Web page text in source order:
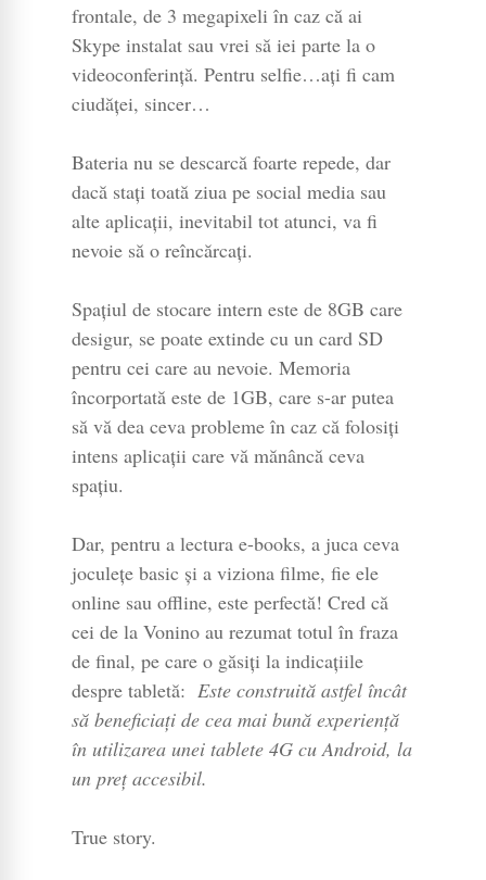
frontale, de 3 megapixeli în caz că ai
Skype instalat sau vrei să iei parte la o
videoconferință. Pentru selfie…ați fi cam
ciudăței, sincer…
Bateria nu se descarcă foarte repede, dar
dacă stați toată ziua pe social media sau
alte aplicații, inevitabil tot atunci, va fi
nevoie să o reîncărcați.
Spațiul de stocare intern este de 8GB care
desigur, se poate extinde cu un card SD
pentru cei care au nevoie. Memoria
încorportată este de 1GB, care s-ar putea
să vă dea ceva probleme în caz că folosiți
intens aplicații care vă mănâncă ceva
spațiu.
Dar, pentru a lectura e-books, a juca ceva
joculețe basic și a viziona filme, fie ele
online sau offline, este perfectă! Cred că
cei de la Vonino au rezumat totul în fraza
de final, pe care o găsiți la indicațiile
despre tabletă: Este construită astfel încât
să beneficiați de cea mai bună experiență
în utilizarea unei tablete 4G cu Android, la
un preț accesibil.
True story.